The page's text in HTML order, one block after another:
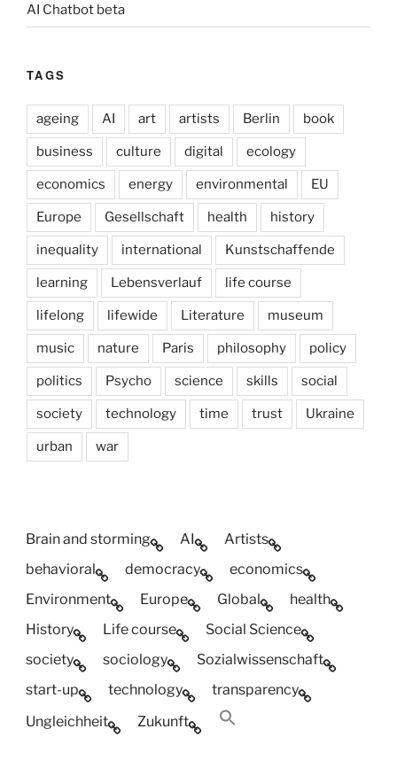
AI Chatbot beta
TAGS
ageing AI art artists Berlin book
business culture digital ecology
economics energy environmental EU
Europe Gesellschaft health history
inequality international Kunstschaffende
learning Lebensverlauf life course
lifelong lifewide Literature museum
music nature Paris philosophy policy
politics Psycho science skills social
society technology time trust Ukraine
urban war
Brain and storming AI
Artists
behavioral
democracy
economics
Environment
Europe Global
health
History
Life course
Social Science
society
sociology
Sozialwissenschaft
start-up
technology
transparency
Ungleichheit
Zukunft